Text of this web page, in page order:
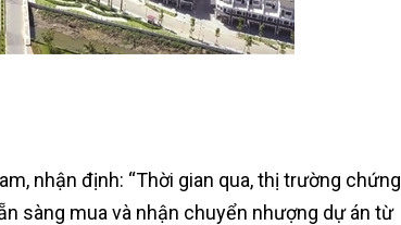
nhận định: “Thời gian qua, thị trường chứng
sàng mua và nhận chuyển nhượng dự án từ